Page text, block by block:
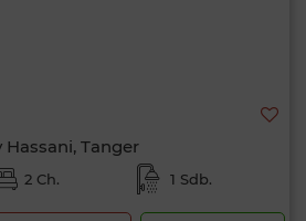
Tanger
2 Ch. 1 Sdb.